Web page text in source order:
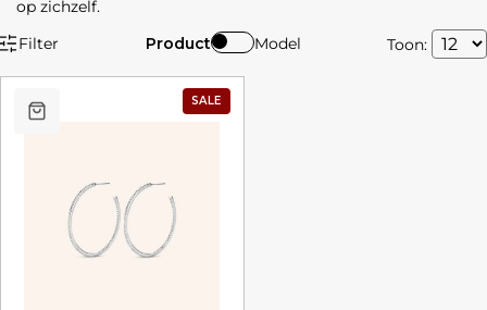
op zichzelf.
Filter
Product Model Toon:
SALE